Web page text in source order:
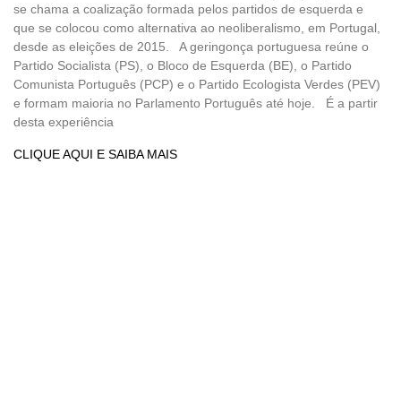
se chama a coalização formada pelos partidos de esquerda e
que se colocou como alternativa ao neoliberalismo, em Portugal,
desde as eleições de 2015. A geringonça portuguesa reúne o
Partido Socialista (PS), o Bloco de Esquerda (BE), o Partido
Comunista Português (PCP) e o Partido Ecologista Verdes (PEV)
e formam maioria no Parlamento Português até hoje. É a partir
desta experiência
CLIQUE AQUI E SAIBA MAIS